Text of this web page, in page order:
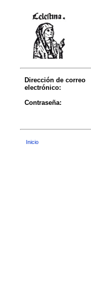
Dirección de correo
electrónico:
Contraseña:
Inicio